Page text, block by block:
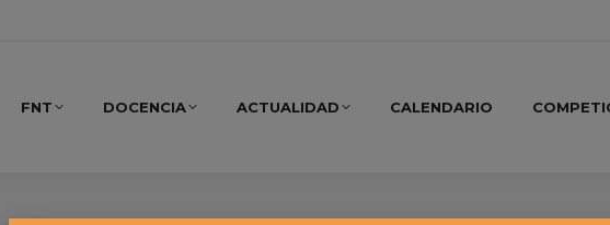
FNT DOCENCIA ACTUALIDAD CALENDARIO